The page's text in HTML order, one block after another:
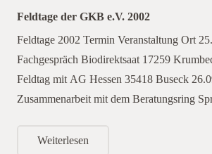
Feldtage der GKB e.V. 2002
Feldtage 2002 Termin Veranstaltung Ort
Fachgespräch Biodirektsaat 17259
Feldtag mit AG Hessen 35418 Buseck
Zusammenarbeit mit dem Beratungsring
Weiterlesen